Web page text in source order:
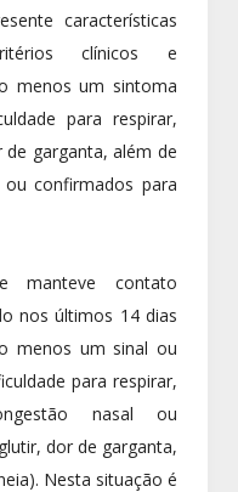
características
clínicos e
menos um sintoma
para respirar,
garganta, além de
confirmados para
manteve contato
nos últimos 14 dias
menos um sinal ou
para respirar,
nasal ou
dor de garganta,
Nesta situação é